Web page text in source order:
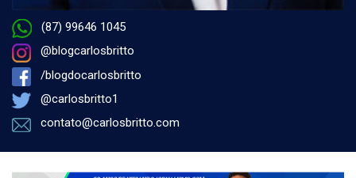
(87) 99646 1045
@blogcarlosbritto
/blogdocarlosbritto
@carlosbritto1
contato@carlosbritto.com